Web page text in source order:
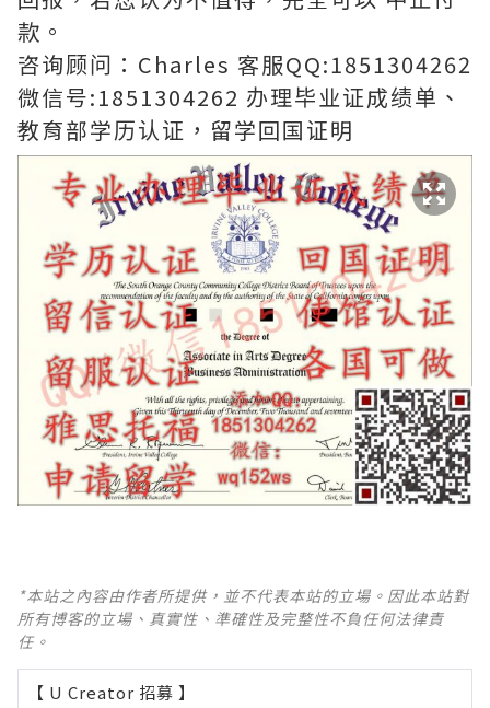
款。
咨询顾问：Charles 客服QQ:1851304262
微信号:1851304262 办理毕业证成绩单、
教育部学历认证，留学回国证明
*本站之內容由作者所提供，並不代表本站的立場。因此本站對
所有博客的立場、真實性、準確性及完整性不負任何法律責
任。
【 U Creator 招募 】